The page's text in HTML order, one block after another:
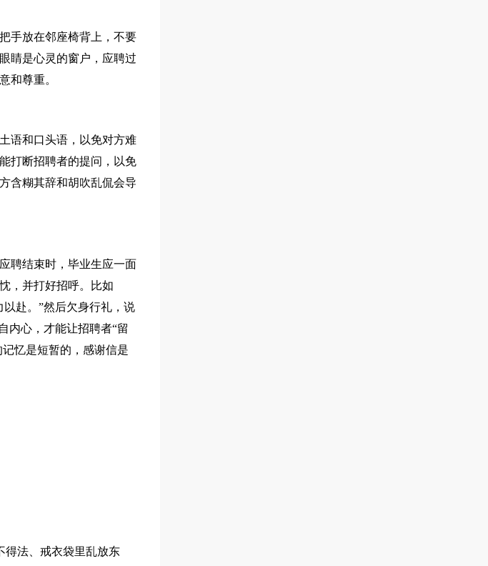
手放在邻座椅背上，不要
睛是心灵的窗户，应聘过
和尊重。
语和口头语，以免对方难
打断招聘者的提问，以免
含糊其辞和胡吹乱侃会导
聘结束时，毕业生应一面
，并打好招呼。比如
赴。”然后欠身行礼，说
内心，才能让招聘者“留
忆是短暂的，感谢信是
法、戒衣袋里乱放东